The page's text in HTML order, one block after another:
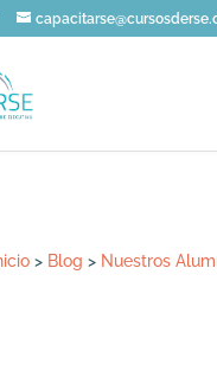
> Blog > Nuestros